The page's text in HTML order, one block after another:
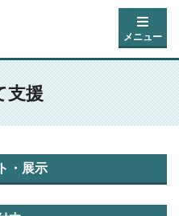
メニュー
支援
・展示